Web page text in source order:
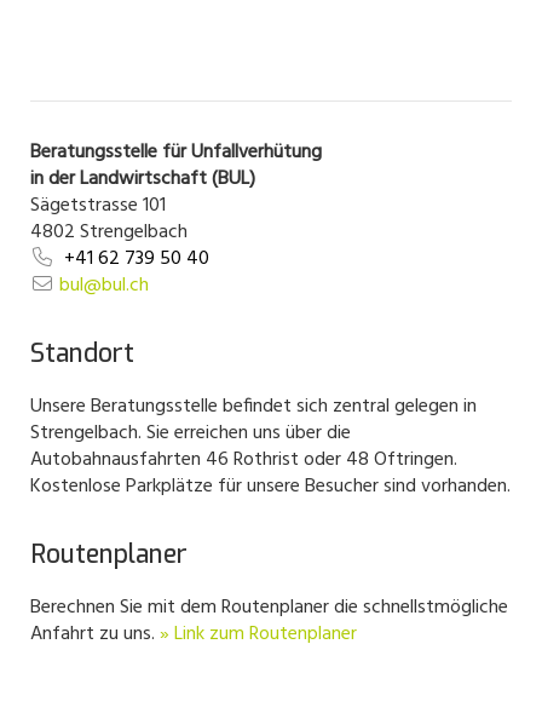
Beratungsstelle für Unfallverhütung
in der Landwirtschaft (BUL)
Sägetstrasse 101
4802 Strengelbach
+41 62 739 50 40
bul@bul.ch
Standort
Unsere Beratungsstelle befindet sich zentral gelegen in
Strengelbach. Sie erreichen uns über die
Autobahnausfahrten 46 Rothrist oder 48 Oftringen.
Kostenlose Parkplätze für unsere Besucher sind vorhanden.
Routenplaner
Berechnen Sie mit dem Routenplaner die schnellstmögliche
Anfahrt zu uns.» Link zum Routenplaner